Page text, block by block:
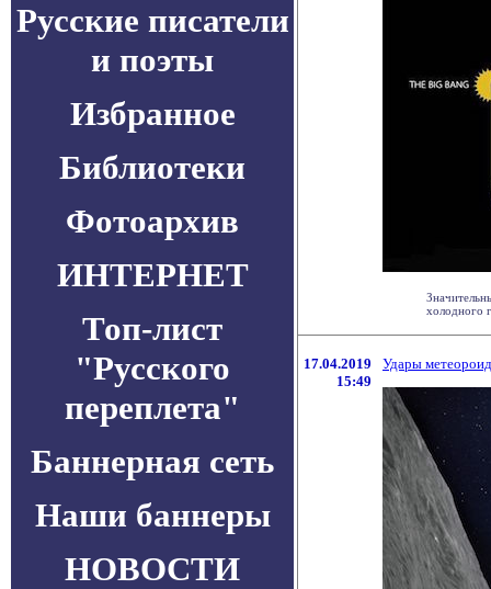
Русские писатели
и поэты
Избранное
Библиотеки
Фотоархив
ИНТЕРНЕТ
Топ-лист
"Русского
переплета"
Баннерная сеть
Наши баннеры
НОВОСТИ
холодного
17.04.2019
15:49
Удары